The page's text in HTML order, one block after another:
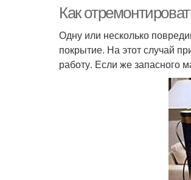
Как
Одну или несколько
покрытие. На этот случай
работу. Если же запасного